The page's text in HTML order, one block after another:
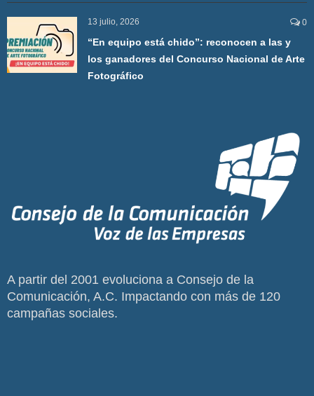
13 julio, 2026 0
“En equipo está chido”: reconocen a las y
los ganadores del Concurso Nacional de Arte
Fotográfico
A partir del 2001 evoluciona a Consejo de la
Comunicación, A.C. Impactando con más de 120
campañas sociales.